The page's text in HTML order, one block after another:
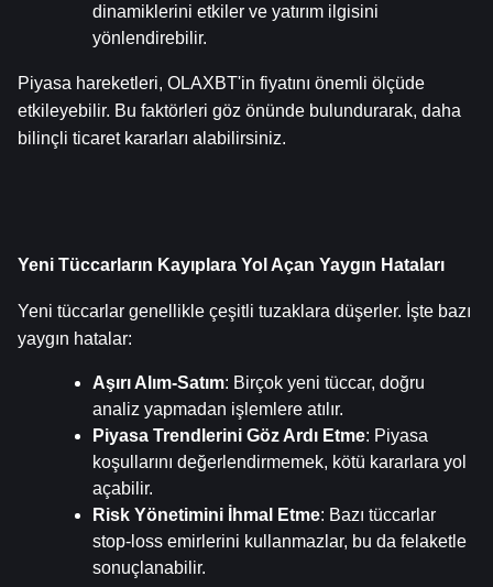
dinamiklerini etkiler ve yatırım ilgisini
yönlendirebilir.
Piyasa hareketleri, OLAXBT'in fiyatını önemli ölçüde
etkileyebilir. Bu faktörleri göz önünde bulundurarak, daha
bilinçli ticaret kararları alabilirsiniz.
Yeni Tüccarların Kayıplara Yol Açan Yaygın Hataları
Yeni tüccarlar genellikle çeşitli tuzaklara düşerler. İşte bazı
yaygın hatalar:
Aşırı Alım-Satım: Birçok yeni tüccar, doğru
analiz yapmadan işlemlere atılır.
Piyasa Trendlerini Göz Ardı Etme: Piyasa
koşullarını değerlendirmemek, kötü kararlara yol
açabilir.
Risk Yönetimini İhmal Etme: Bazı tüccarlar
stop-loss emirlerini kullanmazlar, bu da felaketle
sonuçlanabilir.